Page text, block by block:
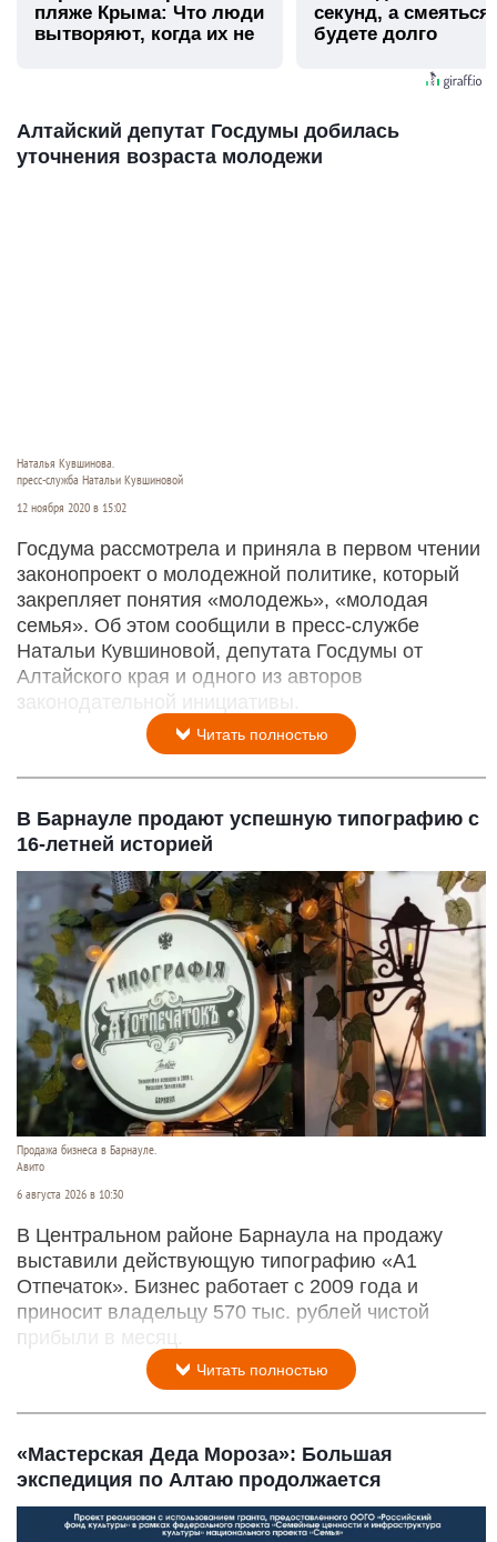
пляже Крыма: Что люди
вытворяют, когда их не
секунд, а
будете долго
Алтайский депутат Госдумы добилась
уточнения возраста молодежи
Наталья Кувшинова.
пресс-служба Натальи Кувшиновой
12 ноября 2020 в 15:02
Госдума рассмотрела и приняла в первом чтении
законопроект о молодежной политике, который
закрепляет понятия «молодежь», «молодая
семья». Об этом сообщили в пресс-службе
Натальи Кувшиновой, депутата Госдумы от
Алтайского края и одного из авторов
законодательной инициативы.
Читать полностью
В Барнауле продают успешную типографию с
16-летней историей
Продажа бизнеса в Барнауле.
Авито
6 августа 2026 в 10:30
В Центральном районе Барнаула на продажу
выставили действующую типографию «А1
Отпечаток». Бизнес работает с 2009 года и
приносит владельцу 570 тыс. рублей чистой
прибыли в месяц.
Читать полностью
«Мастерская Деда Мороза»: Большая
экспедиция по Алтаю продолжается